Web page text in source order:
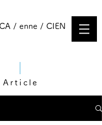
/ enne / CIEN
Article